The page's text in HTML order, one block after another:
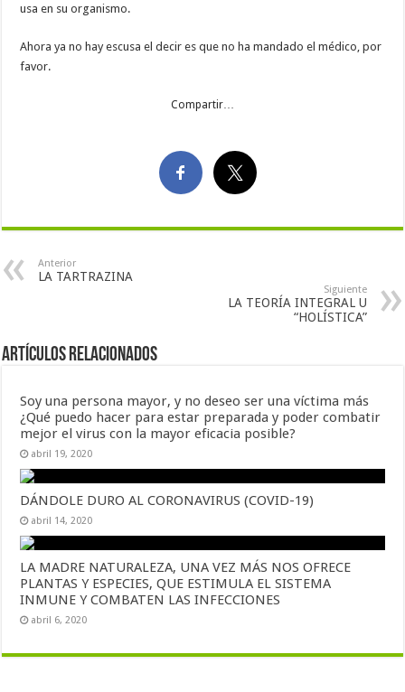
usa en su organismo.
Ahora ya no hay escusa el decir es que no ha mandado el médico, por
favor.
Compartir…
Anterior
LA TARTRAZINA
Siguiente
LA TEORÍA INTEGRAL U
“HOLÍSTICA”
Artículos Relacionados
Soy una persona mayor, y no deseo ser una víctima más
¿Qué puedo hacer para estar preparada y poder combatir
mejor el virus con la mayor eficacia posible?
abril 19, 2020
DÁNDOLE DURO AL CORONAVIRUS (COVID-19)
abril 14, 2020
LA MADRE NATURALEZA, UNA VEZ MÁS NOS OFRECE
PLANTAS Y ESPECIES, QUE ESTIMULA EL SISTEMA
INMUNE Y COMBATEN LAS INFECCIONES
abril 6, 2020